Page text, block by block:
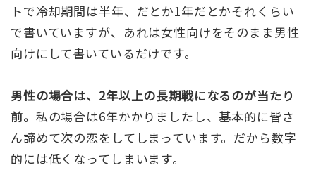
トで冷却期間は半年、だとか1年だとかそれくらい
で書いていますが、あれは女性向けをそのまま男性
向けにして書いているだけです。
男性の場合は、2年以上の長期戦になるのが当たり
前。 私の場合は6年かかりましたし、基本的に皆さ
ん諦めて次の恋をしてしまっています。だから数字
的には低くなってしまいます。